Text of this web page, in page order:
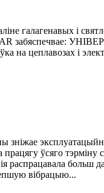
галагенавых і
PAR
на цеплавозах і
працягу ўсяго
больш
вібрацыю...